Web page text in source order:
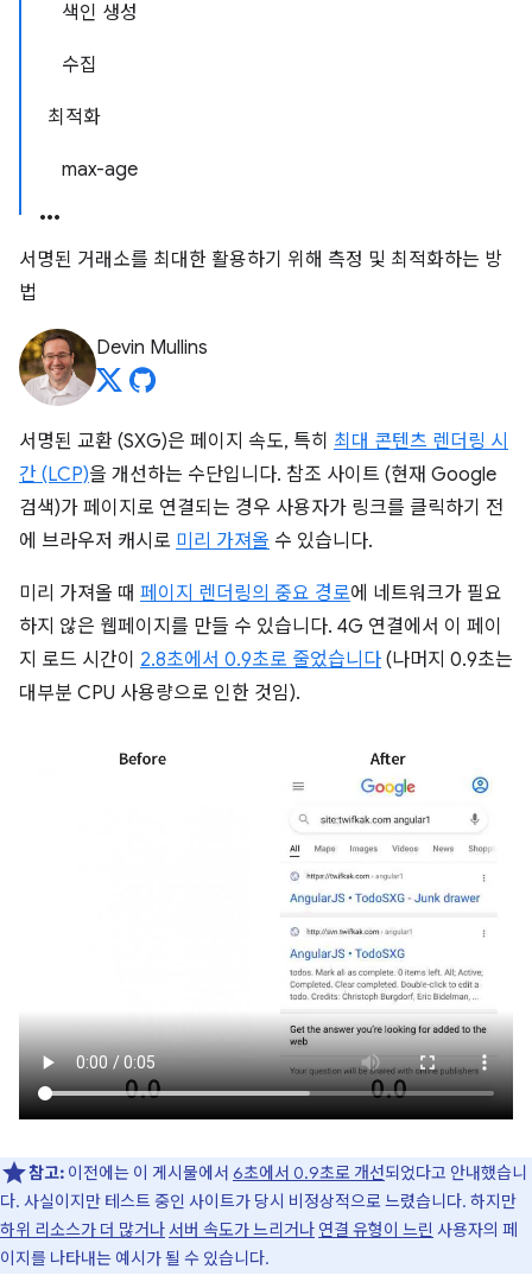
색인 생성
수집
최적화
max-age
서명된 거래소를 최대한 활용하기 위해 측정 및 최적화하는 방
법
Devin Mullins
서명된 교환 (SXG)은 페이지 속도, 특히 최대 콘텐츠 렌더링 시
간 (LCP)을 개선하는 수단입니다. 참조 사이트 (현재 Google
검색)가 페이지로 연결되는 경우 사용자가 링크를 클릭하기 전
에 브라우저 캐시로 미리 가져올 수 있습니다.
미리 가져올 때 페이지 렌더링의 중요 경로에 네트워크가 필요
하지 않은 웹페이지를 만들 수 있습니다. 4G 연결에서 이 페이
지 로드 시간이 2.8초에서 0.9초로 줄었습니다 (나머지 0.9초는
대부분 CPU 사용량으로 인한 것임).
참고: 이전에는 이 게시물에서 6초에서 0.9초로 개선되었다고 안내했습니
다. 사실이지만 테스트 중인 사이트가 당시 비정상적으로 느렸습니다. 하지만
하위 리소스가 더 많거나 서버 속도가 느리거나 연결 유형이 느린 사용자의 페
이지를 나타내는 예시가 될 수 있습니다.